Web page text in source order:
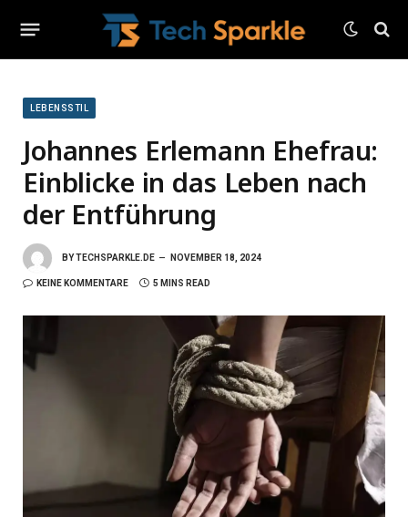
LEBENSSTIL
Johannes Erlemann Ehefrau:
Einblicke in das Leben nach
der Entführung
BYTECHSPARKLE.DE NOVEMBER 18, 2024
KEINE KOMMENTARE 5 MINS READ